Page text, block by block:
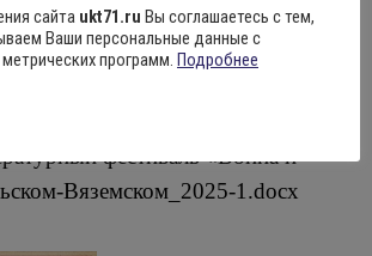
6+
фестиваль “Война и
Вяземском_2025.docx
фестиваль «Война и
Вяземском_2025-1 .docx
сайта ukt71.ru Вы соглашаетесь с тем,
Ваши персональные данные с
программ. Подробнее